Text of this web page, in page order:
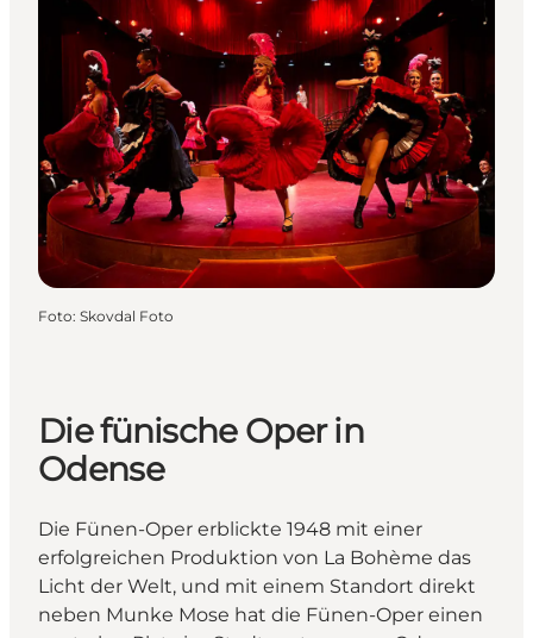
Foto: Skovdal Foto
Die fünische Oper in
Odense
Die Fünen-Oper erblickte 1948 mit einer
erfolgreichen Produktion von La Bohème das
Licht der Welt, und mit einem Standort direkt
neben Munke Mose hat die Fünen-Oper einen